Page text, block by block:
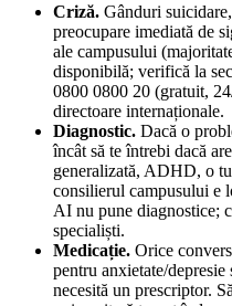
Criză. Gânduri
preocupare imediată de
ale campusului
disponibilă; verifică la
0800 0800 20 (gratuit,
directoare internaționale.
Diagnostic. Dacă o
încât să te întrebi dacă
generalizată, ADHD, o
consilierul campusului e
AI nu pune diagnostice;
specialiști.
Medicație. Orice
pentru anxietate/
necesită un prescriptor.